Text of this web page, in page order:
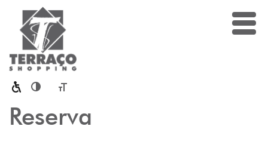
Toggle High Contrast
Toggle Font size
Reserva